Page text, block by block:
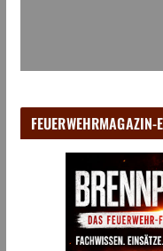
FEUERWEHRMAGAZIN-